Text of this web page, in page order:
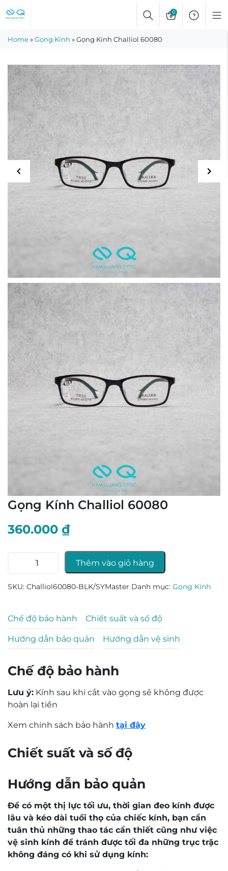
to
0
Home»Gọng Kính »Gọng Kính Challiol 60080
Gọng Kính Challiol 60080
360.000 ₫
60080
lượng
Thêm vào giỏ hàng
SKU: Challiol60080-BLK/SYMaster Danh mục: Gọng Kính
Chế độ bảo hành Chiết suất và số độ
Hướng dẫn bảo quản Hướng dẫn vệ sinh
Chế độ bảo hành
Lưu ý: Kính sau khi cắt vào gọng sẽ không được
hoàn lại tiền
Xem chính sách bảo hành tại đây
0,0
5 star
0%
4 star